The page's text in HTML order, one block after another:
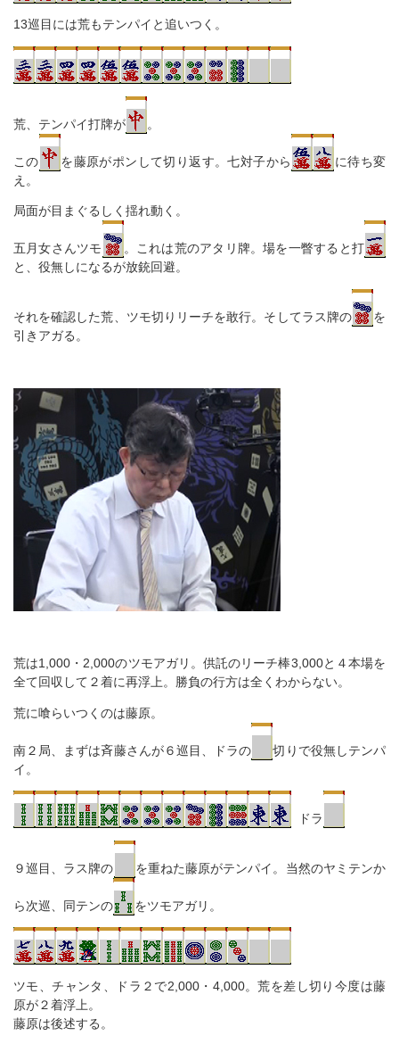
13巡目には荒もテンパイと追いつく。
荒、テンパイ打牌が 。
この を藤原がポンして切り返す。七対子から
に待ち変
え。
局面が目まぐるしく揺れ動く。
五月女さんツモ
。これは荒のアタリ牌。場を一瞥すると打
と、役無しになるが放銃回避。
それを確認した荒、ツモ切りリーチを敢行。そしてラス牌の
を
引きアガる。
荒は1,000・2,000のツモアガリ。供託のリーチ棒3,000と４本場を
全て回収して２着に再浮上。勝負の行方は全くわからない。
荒に喰らいつくのは藤原。
南２局、まずは斉藤さんが６巡目、ドラの
切りで役無しテンパ
イ。
ドラ
９巡目、ラス牌の を重ねた藤原がテンパイ。当然のヤミテンか
ら次巡、同テンの をツモアガリ。
ツモ、チャンタ、ドラ２で2,000・4,000。荒を差し切り今度は藤
原が２着浮上。
藤原は後述する。